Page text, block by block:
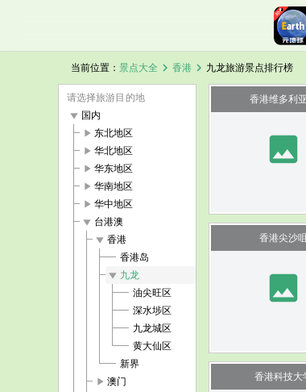
当前位置： 景点大全 chevron_right 香港 chevron_right 九龙旅游景点排行榜
请选择旅游目的地
play_arrow 国内
play_arrow 东北地区
play_arrow 华北地区
play_arrow 华东地区
play_arrow 华南地区
play_arrow 华中地区
play_arrow 台港澳
play_arrow 香港
香港岛
play_arrow 九龙
油尖旺区
深水埗区
九龙城区
黄大仙区
新界
play_arrow 澳门
image
香港维多利
image
香港尖沙咀
香港科技大